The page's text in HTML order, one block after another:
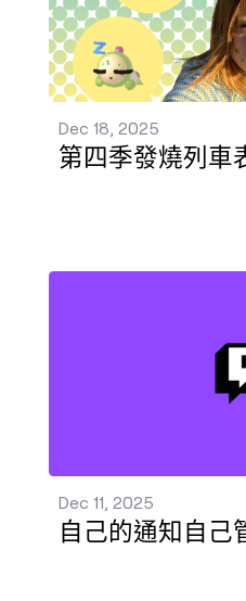
Dec 18, 2025
第四季發燒列車
Dec 11, 2025
自己的通知自己